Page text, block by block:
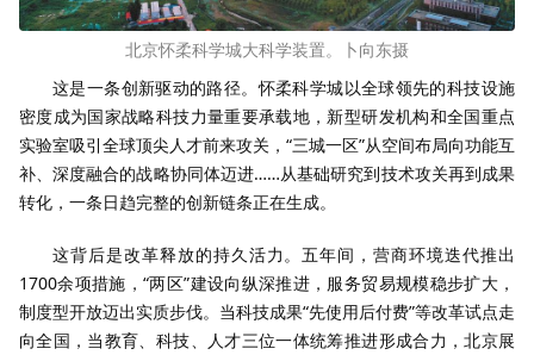
北京怀柔科学城大科学装置。卜向东摄
这是一条创新驱动的路径。怀柔科学城以全球领先的科技设施
密度成为国家战略科技力量重要承载地，新型研发机构和全国重点
实验室吸引全球顶尖人才前来攻关，“三城一区”从空间布局向功能互
补、深度融合的战略协同体迈进……从基础研究到技术攻关再到成果
转化，一条日趋完整的创新链条正在生成。
这背后是改革释放的持久活力。五年间，营商环境迭代推出
1700余项措施，“两区”建设向纵深推进，服务贸易规模稳步扩大，
制度型开放迈出实质步伐。当科技成果“先使用后付费”等改革试点走
向全国，当教育、科技、人才三位一体统筹推进形成合力，北京展